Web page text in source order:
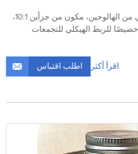
الجيل الثالث، متطور، خالي من الهالوجين، مكون من جزأين 10:1،
للربط الهيكلي للتجمعات
اقرأ أكثر اطلب اقتباس